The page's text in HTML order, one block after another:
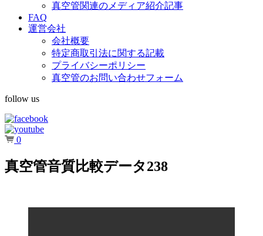
真空管関連のメディア紹介記事
FAQ
運営会社
会社概要
特定商取引法に関する記載
プライバシーポリシー
真空管のお問い合わせフォーム
follow us
0
真空管音質比較データ238